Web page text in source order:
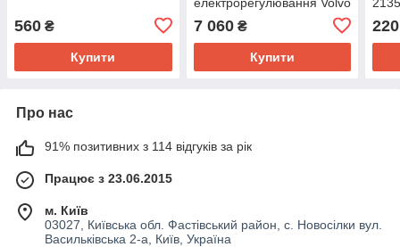
560 ₴
Купити
вантажівок скла
7 060₴
Купити
220
Про нас
91% позитивних з 114 відгуків за рік
Працює з 23.06.2015
м. Київ
03027, Київська обл. Фастівський район, с. Новосілки вул.
Васильківська 2-а, Київ, Україна